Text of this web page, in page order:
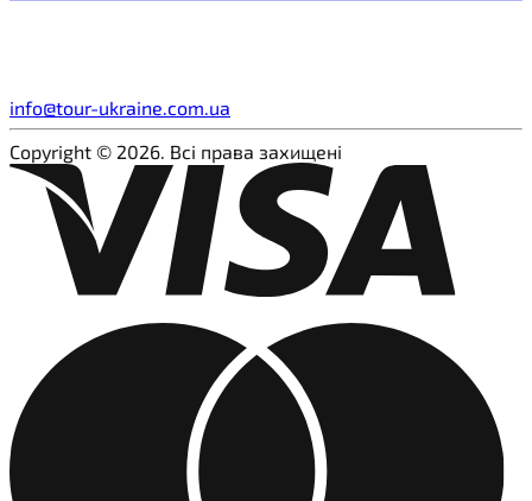
info@tour-ukraine.com.ua
Copyright © 2026. Всі права захищені